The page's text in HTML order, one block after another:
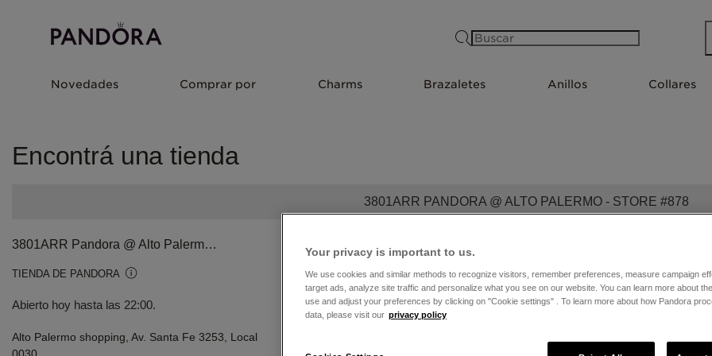
Novedades Comprar por Charms Brazaletes Anillos Collares
Encontrá una tienda
3801ARR PANDORA @ ALTO PALERMO - STORE #878
3801ARR Pandora @ Alto Palermo - Store #878
TIENDA DE PANDORA
Abierto hoy hasta las 22:00.
Alto Palermo shopping, Av. Santa Fe 3253, Local
Your privacy is important to us.
We use cookies and similar methods to recognize visitors, remember preferences, measure campaign
target ads, analyze site traffic and personalize what you see on our website. You can learn more about
use and adjust your preferences by clicking on "Cookie settings" . To learn more about how Pandora
data, please visit our privacy policy